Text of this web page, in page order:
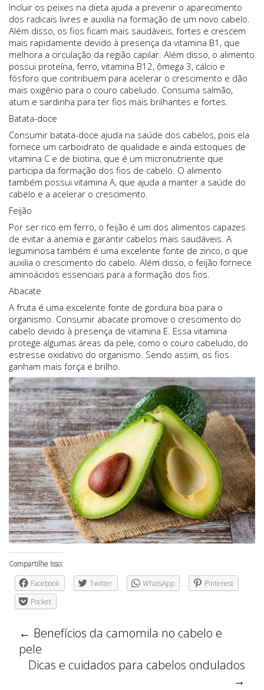
Incluir os peixes na dieta ajuda a prevenir o aparecimento
dos radicais livres e auxilia na formação de um novo cabelo.
Além disso, os fios ficam mais saudáveis, fortes e crescem
mais rapidamente devido à presença da vitamina B1, que
melhora a circulação da região capilar. Além disso, o alimento
possui proteína, ferro, vitamina B12, ômega 3, cálcio e
fósforo que contribuem para acelerar o crescimento e dão
mais oxigênio para o couro cabeludo. Consuma salmão,
atum e sardinha para ter fios mais brilhantes e fortes.
Batata-doce
Consumir batata-doce ajuda na saúde dos cabelos, pois ela
fornece um carboidrato de qualidade e ainda estoques de
vitamina C e de biotina, que é um micronutriente que
participa da formação dos fios de cabelo. O alimento
também possui vitamina A, que ajuda a manter a saúde do
cabelo e a acelerar o crescimento.
Feijão
Por ser rico em ferro, o feijão é um dos alimentos capazes
de evitar a anemia e garantir cabelos mais saudáveis. A
leguminosa também é uma excelente fonte de zinco, o que
auxilia o crescimento do cabelo. Além disso, o feijão fornece
aminoácidos essenciais para a formação dos fios.
Abacate
A fruta é uma excelente fonte de gordura boa para o
organismo. Consumir abacate promove o crescimento do
cabelo devido à presença de vitamina E. Essa vitamina
protege algumas áreas da pele, como o couro cabeludo, do
estresse oxidativo do organismo. Sendo assim, os fios
ganham mais força e brilho.
Compartilhe Isso:
Facebook
Twitter WhatsApp
Pinterest
Pocket
← Benefícios da camomila no cabelo e
pele
Dicas e cuidados para cabelos ondulados
→